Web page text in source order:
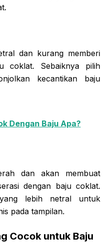
dan kurang memberi
coklat. Sebaiknya pilih
kecantikan baju
Dengan Baju Apa?
dan akan membuat
dengan baju coklat.
lebih netral untuk
pada tampilan.
Cocok untuk Baju